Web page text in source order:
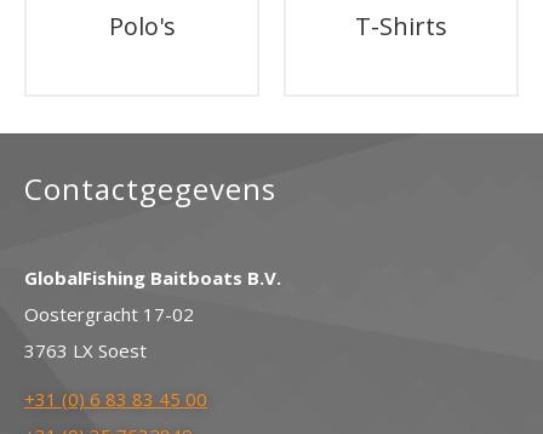
Polo's T-Shirts
Contactgegevens
GlobalFishing Baitboats B.V.
Oostergracht 17-02
3763 LX Soest
+31 (0) 6 83 83 45 00